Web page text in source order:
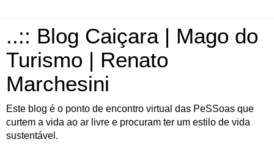
..:: Blog Caiçara | Mago do
Turismo | Renato
Marchesini
Este blog é o ponto de encontro virtual das PeSSoas que
curtem a vida ao ar livre e procuram ter um estilo de vida
sustentável.